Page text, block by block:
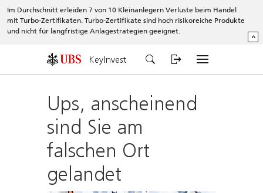
Im Durchschnitt erleiden 7 von 10 Kleinanlegern Verluste beim Handel
mit Turbo-Zertifikaten. Turbo-Zertifikate sind hoch risikoreiche Produkte
und nicht für langfristige Anlagestrategien geeignet.
^
KeyInvest
Ups, anscheinend
sind Sie am
falschen Ort
gelandet